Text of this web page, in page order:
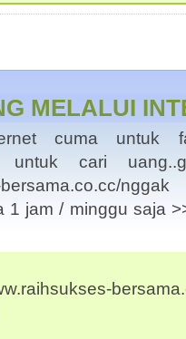
MELALUI
cuma untuk
untuk cari
bersama.co.cc/
1 jam / minggu saja